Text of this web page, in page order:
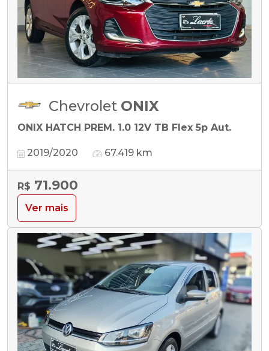
Chevrolet ONIX
ONIX HATCH PREM. 1.0 12V TB Flex 5p Aut.
2019/2020 67.419 km
R$ 71.900
Ver mais